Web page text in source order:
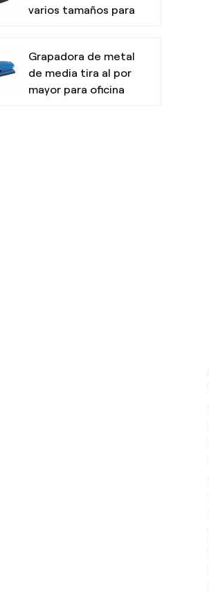
varios tamaños para
Grapadora de metal
de media tira al por
mayor para oficina